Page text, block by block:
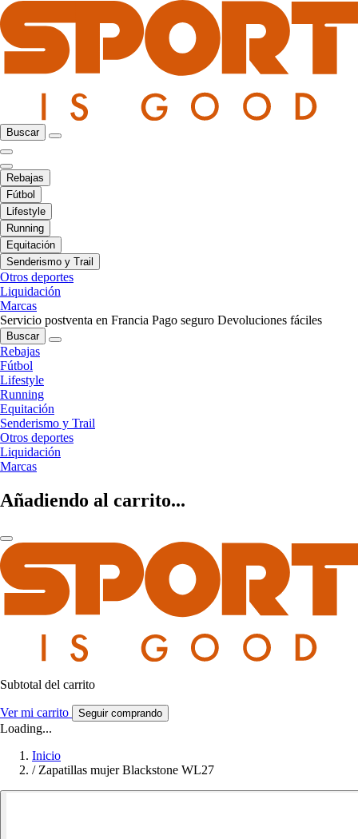
Buscar
Rebajas
Fútbol
Lifestyle
Running
Equitación
Senderismo y Trail
Otros deportes
Liquidación
Marcas
Servicio postventa en Francia Pago seguro Devoluciones fáciles
Buscar
Rebajas
Fútbol
Lifestyle
Running
Equitación
Senderismo y Trail
Otros deportes
Liquidación
Marcas
Añadiendo al carrito...
Subtotal del carrito
Ver mi carrito Seguir comprando
Loading...
Inicio
/ Zapatillas mujer Blackstone WL27